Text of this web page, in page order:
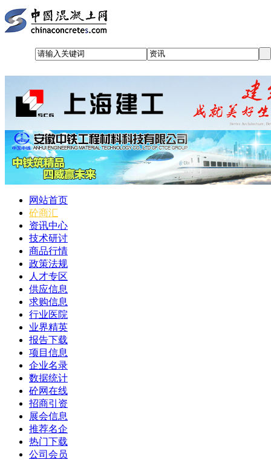
网站首页
砼商汇
资讯中心
技术研讨
商品行情
政策法规
人才专区
供应信息
求购信息
行业医院
业界精英
报告下载
项目信息
企业名录
数据统计
砼网在线
招商引资
展会信息
推荐名企
热门下载
公司会员